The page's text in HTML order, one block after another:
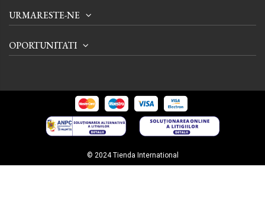
URMARESTE-NE
OPORTUNITATI
© 2024 Tienda International